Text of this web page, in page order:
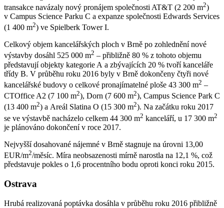
transakce navázaly nový pronájem společnosti AT&T (2 200 m2)
v Campus Science Parku C a expanze společnosti Edwards Services
(1 400 m2) ve Spielberk Tower I.
Celkový objem kancelářských ploch v Brně po zohlednění nové
výstavby dosáhl 525 000 m2 – přibližně 80 % z tohoto objemu
představují objekty kategorie A a zbývajících 20 % tvoří kanceláře
třídy B. V průběhu roku 2016 byly v Brně dokončeny čtyři nové
kancelářské budovy o celkové pronajímatelné ploše 43 300 m2 –
CTOffice A2 (7 100 m2), Dorn (7 600 m2), Campus Science Park C
(13 400 m2) a Areál Slatina O (15 300 m2). Na začátku roku 2017
se ve výstavbě nacházelo celkem 44 300 m2 kanceláří, u 17 300 m2
je plánováno dokončení v roce 2017.
Nejvyšší dosahované nájemné v Brně stagnuje na úrovni 13,00
EUR/m2/měsíc. Míra neobsazenosti mírně narostla na 12,1 %, což
představuje pokles o 1,6 procentního bodu oproti konci roku 2015.
Ostrava
Hrubá realizovaná poptávka dosáhla v průběhu roku 2016 přibližně